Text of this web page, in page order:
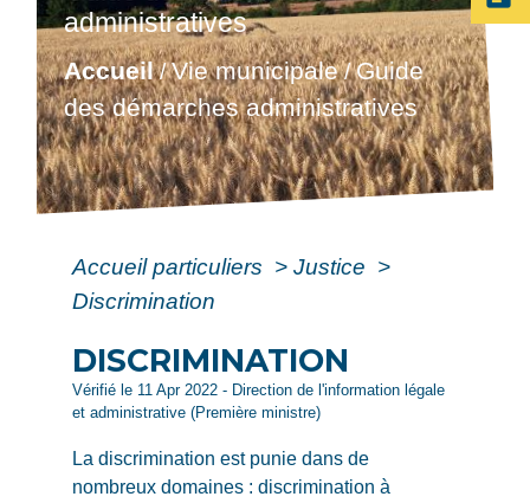
administratives
Accueil/Vie municipale/Guide
des démarches administratives
Accueil particuliers > Justice >
Discrimination
DISCRIMINATION
Vérifié le 11 Apr 2022 - Direction de l'information légale
et administrative (Première ministre)
La discrimination est punie dans de
nombreux domaines : discrimination à